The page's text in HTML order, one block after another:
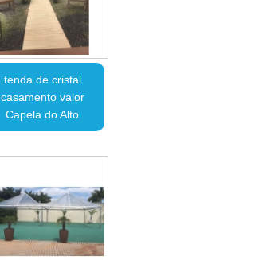
tenda de cristal
casamento valor
Capela do Alto